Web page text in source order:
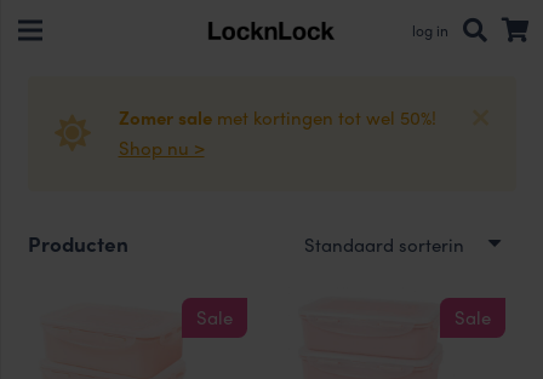
log in
Zomer salemet kortingen tot wel 50%!
Shop nu >
Producten
Sale Sale